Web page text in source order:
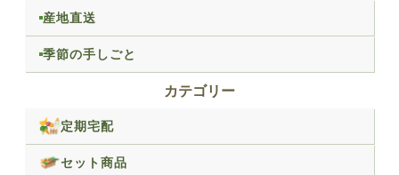
産地直送
季節の手しごと
カテゴリー
定期宅配
セット商品